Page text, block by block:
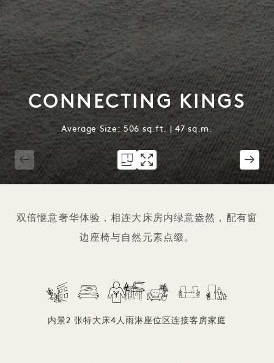
CONNECTING KINGS
Average Size: 506 sq.ft. | 47 sq.m.
双倍惬意奢华体验，相连大床房内绿意盎然，配有窗
边座椅与自然元素点缀。
内景2 张特大床4人 雨淋座位区连接客房家庭